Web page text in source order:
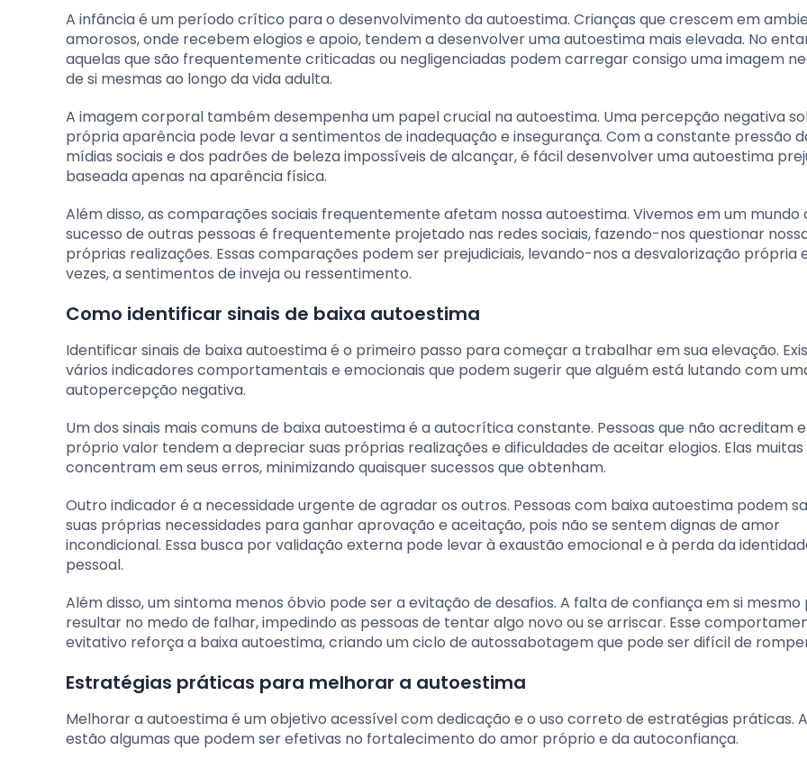
A infância é um período crítico para o desenvolvimento da autoestima. Crianças que crescem em
amorosos, onde recebem elogios e apoio, tendem a desenvolver uma autoestima mais elevada. No
aquelas que são frequentemente criticadas ou negligenciadas podem carregar consigo uma imagem
de si mesmas ao longo da vida adulta.
A imagem corporal também desempenha um papel crucial na autoestima. Uma percepção negativa
própria aparência pode levar a sentimentos de inadequação e insegurança. Com a constante pressão
mídias sociais e dos padrões de beleza impossíveis de alcançar, é fácil desenvolver uma autoestima
baseada apenas na aparência física.
Além disso, as comparações sociais frequentemente afetam nossa autoestima. Vivemos em um mundo
sucesso de outras pessoas é frequentemente projetado nas redes sociais, fazendo-nos questionar
próprias realizações. Essas comparações podem ser prejudiciais, levando-nos a desvalorização própria
vezes, a sentimentos de inveja ou ressentimento.
Como identificar sinais de baixa autoestima
Identificar sinais de baixa autoestima é o primeiro passo para começar a trabalhar em sua elevação.
vários indicadores comportamentais e emocionais que podem sugerir que alguém está lutando com
autopercepção negativa.
Um dos sinais mais comuns de baixa autoestima é a autocrítica constante. Pessoas que não acreditam
próprio valor tendem a depreciar suas próprias realizações e dificuldades de aceitar elogios. Elas muitas
concentram em seus erros, minimizando quaisquer sucessos que obtenham.
Outro indicador é a necessidade urgente de agradar os outros. Pessoas com baixa autoestima podem
suas próprias necessidades para ganhar aprovação e aceitação, pois não se sentem dignas de amor
incondicional. Essa busca por validação externa pode levar à exaustão emocional e à perda da
pessoal.
Além disso, um sintoma menos óbvio pode ser a evitação de desafios. A falta de confiança em si mesmo
resultar no medo de falhar, impedindo as pessoas de tentar algo novo ou se arriscar. Esse
evitativo reforça a baixa autoestima, criando um ciclo de autossabotagem que pode ser difícil de
Estratégias práticas para melhorar a autoestima
Melhorar a autoestima é um objetivo acessível com dedicação e o uso correto de estratégias práticas.
estão algumas que podem ser efetivas no fortalecimento do amor próprio e da autoconfiança.